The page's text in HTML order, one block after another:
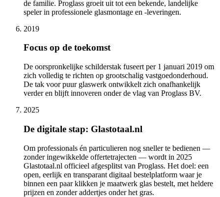
de familie. Proglass groeit uit tot een bekende, landelijke
speler in professionele glasmontage en -leveringen.
2019
Focus op de toekomst
De oorspronkelijke schilderstak fuseert per 1 januari 2019 om
zich volledig te richten op grootschalig vastgoedonderhoud.
De tak voor puur glaswerk ontwikkelt zich onafhankelijk
verder en blijft innoveren onder de vlag van Proglass BV.
2025
De digitale stap: Glastotaal.nl
Om professionals én particulieren nog sneller te bedienen —
zonder ingewikkelde offertetrajecten — wordt in 2025
Glastotaal.nl officieel afgesplitst van Proglass. Het doel: een
open, eerlijk en transparant digitaal bestelplatform waar je
binnen een paar klikken je maatwerk glas bestelt, met heldere
prijzen en zonder addertjes onder het gras.